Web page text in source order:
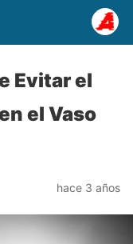
Evitar el
el Vaso
hace 3 años